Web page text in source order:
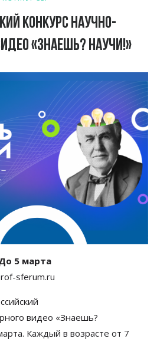
конкурс научно-
«Знаешь? Научи!»
5 марта
sferum.ru
видео «Знаешь?
Каждый в возрасте от 7